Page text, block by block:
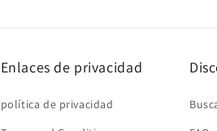
Enlaces de privacidad
política de privacidad